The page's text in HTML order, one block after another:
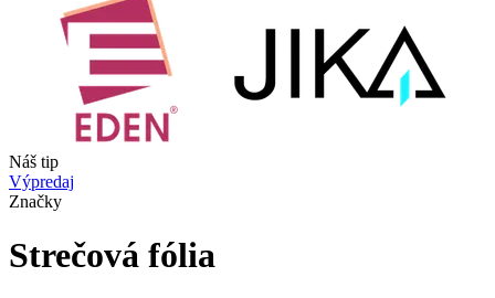
Náš tip
Výpredaj
Značky
Strečová fólia